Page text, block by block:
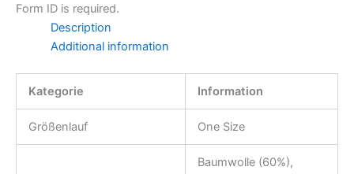
Form ID is required.
Description
Additional information
Kategorie Information
Größenlauf One Size
Baumwolle (60%),